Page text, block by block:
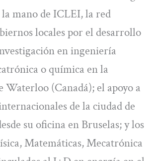
mano de ICLEI, la red
locales por el desarrollo
en ingeniería
o química en la
Waterloo (Canadá); el apoyo a
de la ciudad de
su oficina en Bruselas; y los
Matemáticas, Mecatrónica